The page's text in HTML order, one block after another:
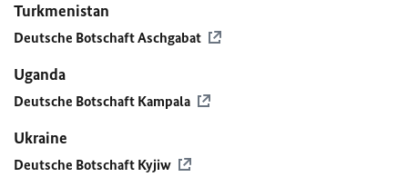
Turkmenistan
Deutsche Botschaft Aschgabat
Uganda
Deutsche Botschaft Kampala
Ukraine
Deutsche Botschaft Kyjiw